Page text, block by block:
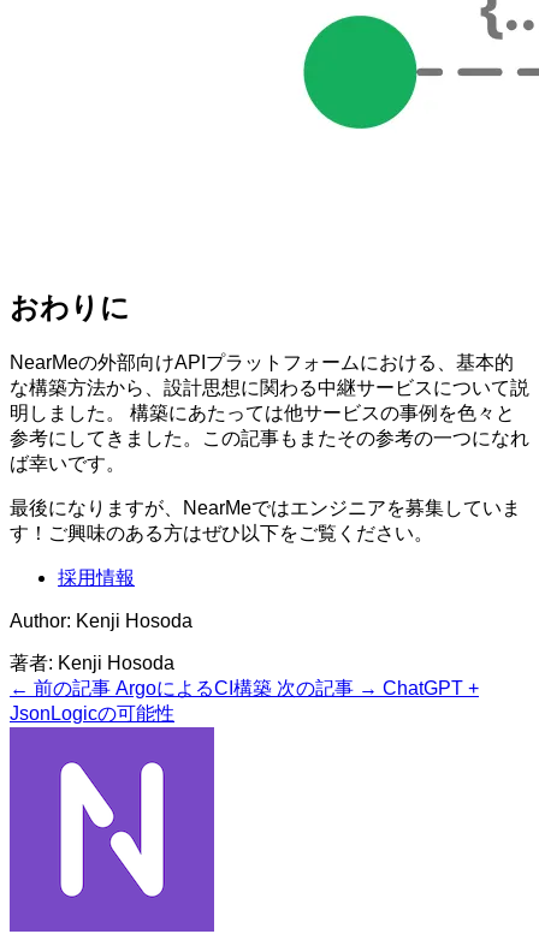
おわりに
NearMeの外部向けAPIプラットフォームにおける、基本的
な構築方法から、設計思想に関わる中継サービスについて説
明しました。 構築にあたっては他サービスの事例を色々と
参考にしてきました。この記事もまたその参考の一つになれ
ば幸いです。
最後になりますが、NearMeではエンジニアを募集していま
す！ご興味のある方はぜひ以下をご覧ください。
採用情報
Author: Kenji Hosoda
著者: Kenji Hosoda
← 前の記事 ArgoによるCI構築 次の記事 → ChatGPT +
JsonLogicの可能性